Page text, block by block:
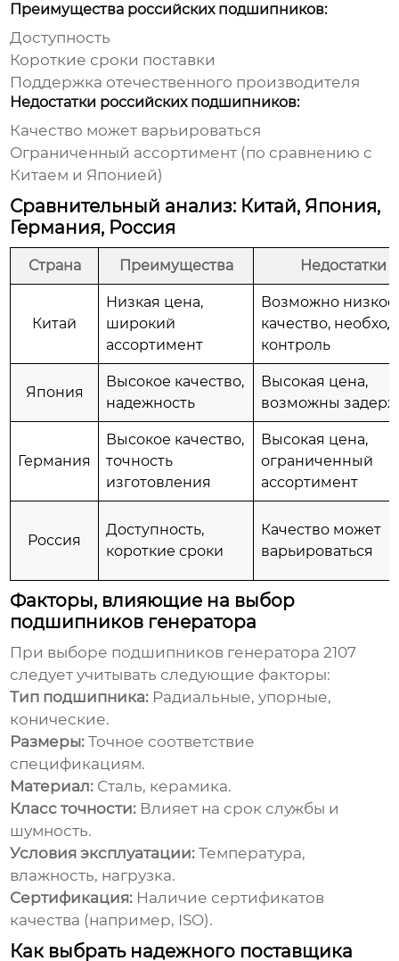
Преимущества российских подшипников:
Доступность
Короткие сроки поставки
Поддержка отечественного производителя
Недостатки российских подшипников:
Качество может варьироваться
Ограниченный ассортимент (по сравнению с
Китаем и Японией)
Сравнительный анализ: Китай, Япония,
Германия, Россия
Страна Преимущества Недостатки
Китай
Низкая цена,
широкий
ассортимент
Возможно низкое
качество,
контроль
Япония
Высокое качество,
надежность
Высокая цена,
возможны
Германия
Высокое качество,
точность
изготовления
Высокая цена,
ограниченный
ассортимент
Россия
Доступность,
короткие сроки
Качество может
варьироваться
Факторы, влияющие на выбор
подшипников генератора
При выборе подшипников генератора 2107
следует учитывать следующие факторы:
Тип подшипника: Радиальные, упорные,
конические.
Размеры: Точное соответствие
спецификациям.
Материал: Сталь, керамика.
Класс точности: Влияет на срок службы и
шумность.
Условия эксплуатации: Температура,
влажность, нагрузка.
Сертификация: Наличие сертификатов
качества (например, ISO).
Как выбрать надежного поставщика